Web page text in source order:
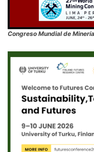
Congreso Mundial de